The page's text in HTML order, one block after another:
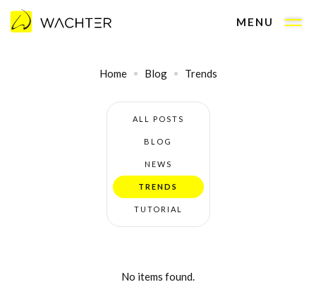
MENU
Home Blog Trends
ALL POSTS
BLOG
NEWS
TRENDS
TUTORIAL
No items found.